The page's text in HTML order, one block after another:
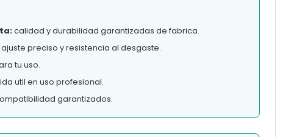
calidad y durabilidad garantizadas de fabrica.
ajuste preciso y resistencia al desgaste.
tu uso.
util en uso profesional.
garantizados.